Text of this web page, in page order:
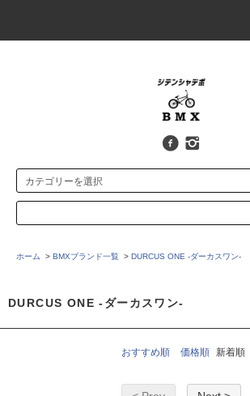
ホーム > BMXブランド一覧 > DURCUS ONE -ダーカスワン-
DURCUS ONE -ダーカスワン-
おすすめ順 価格順 新着順